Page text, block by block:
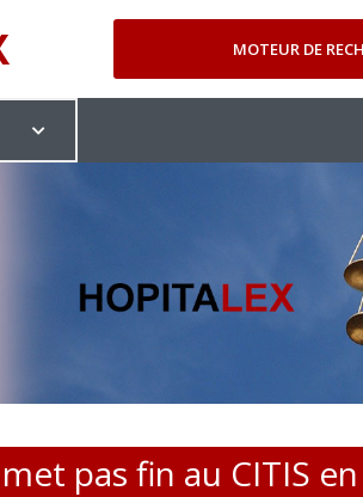
MOTEUR DE
pas fin au CITIS